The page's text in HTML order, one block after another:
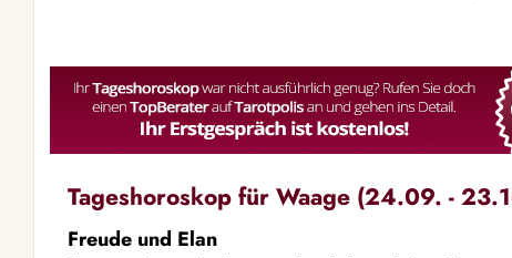
Tageshoroskop für Waage (24.09. -
Freude und Elan